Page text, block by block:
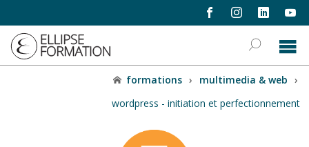
formations › multimedia & web ›
wordpress - initiation et perfectionnement